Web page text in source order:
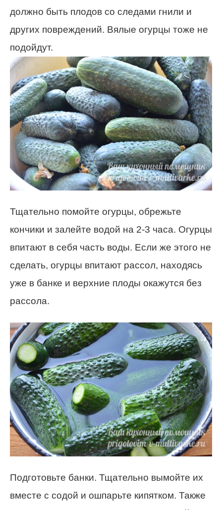
должно быть плодов со следами гнили и
других повреждений. Вялые огурцы тоже не
подойдут.
Тщательно помойте огурцы, обрежьте
кончики и залейте водой на 2-3 часа. Огурцы
впитают в себя часть воды. Если же этого не
сделать, огурцы впитают рассол, находясь
уже в банке и верхние плоды окажутся без
рассола.
Подготовьте банки. Тщательно вымойте их
вместе с содой и ошпарьте кипятком. Также